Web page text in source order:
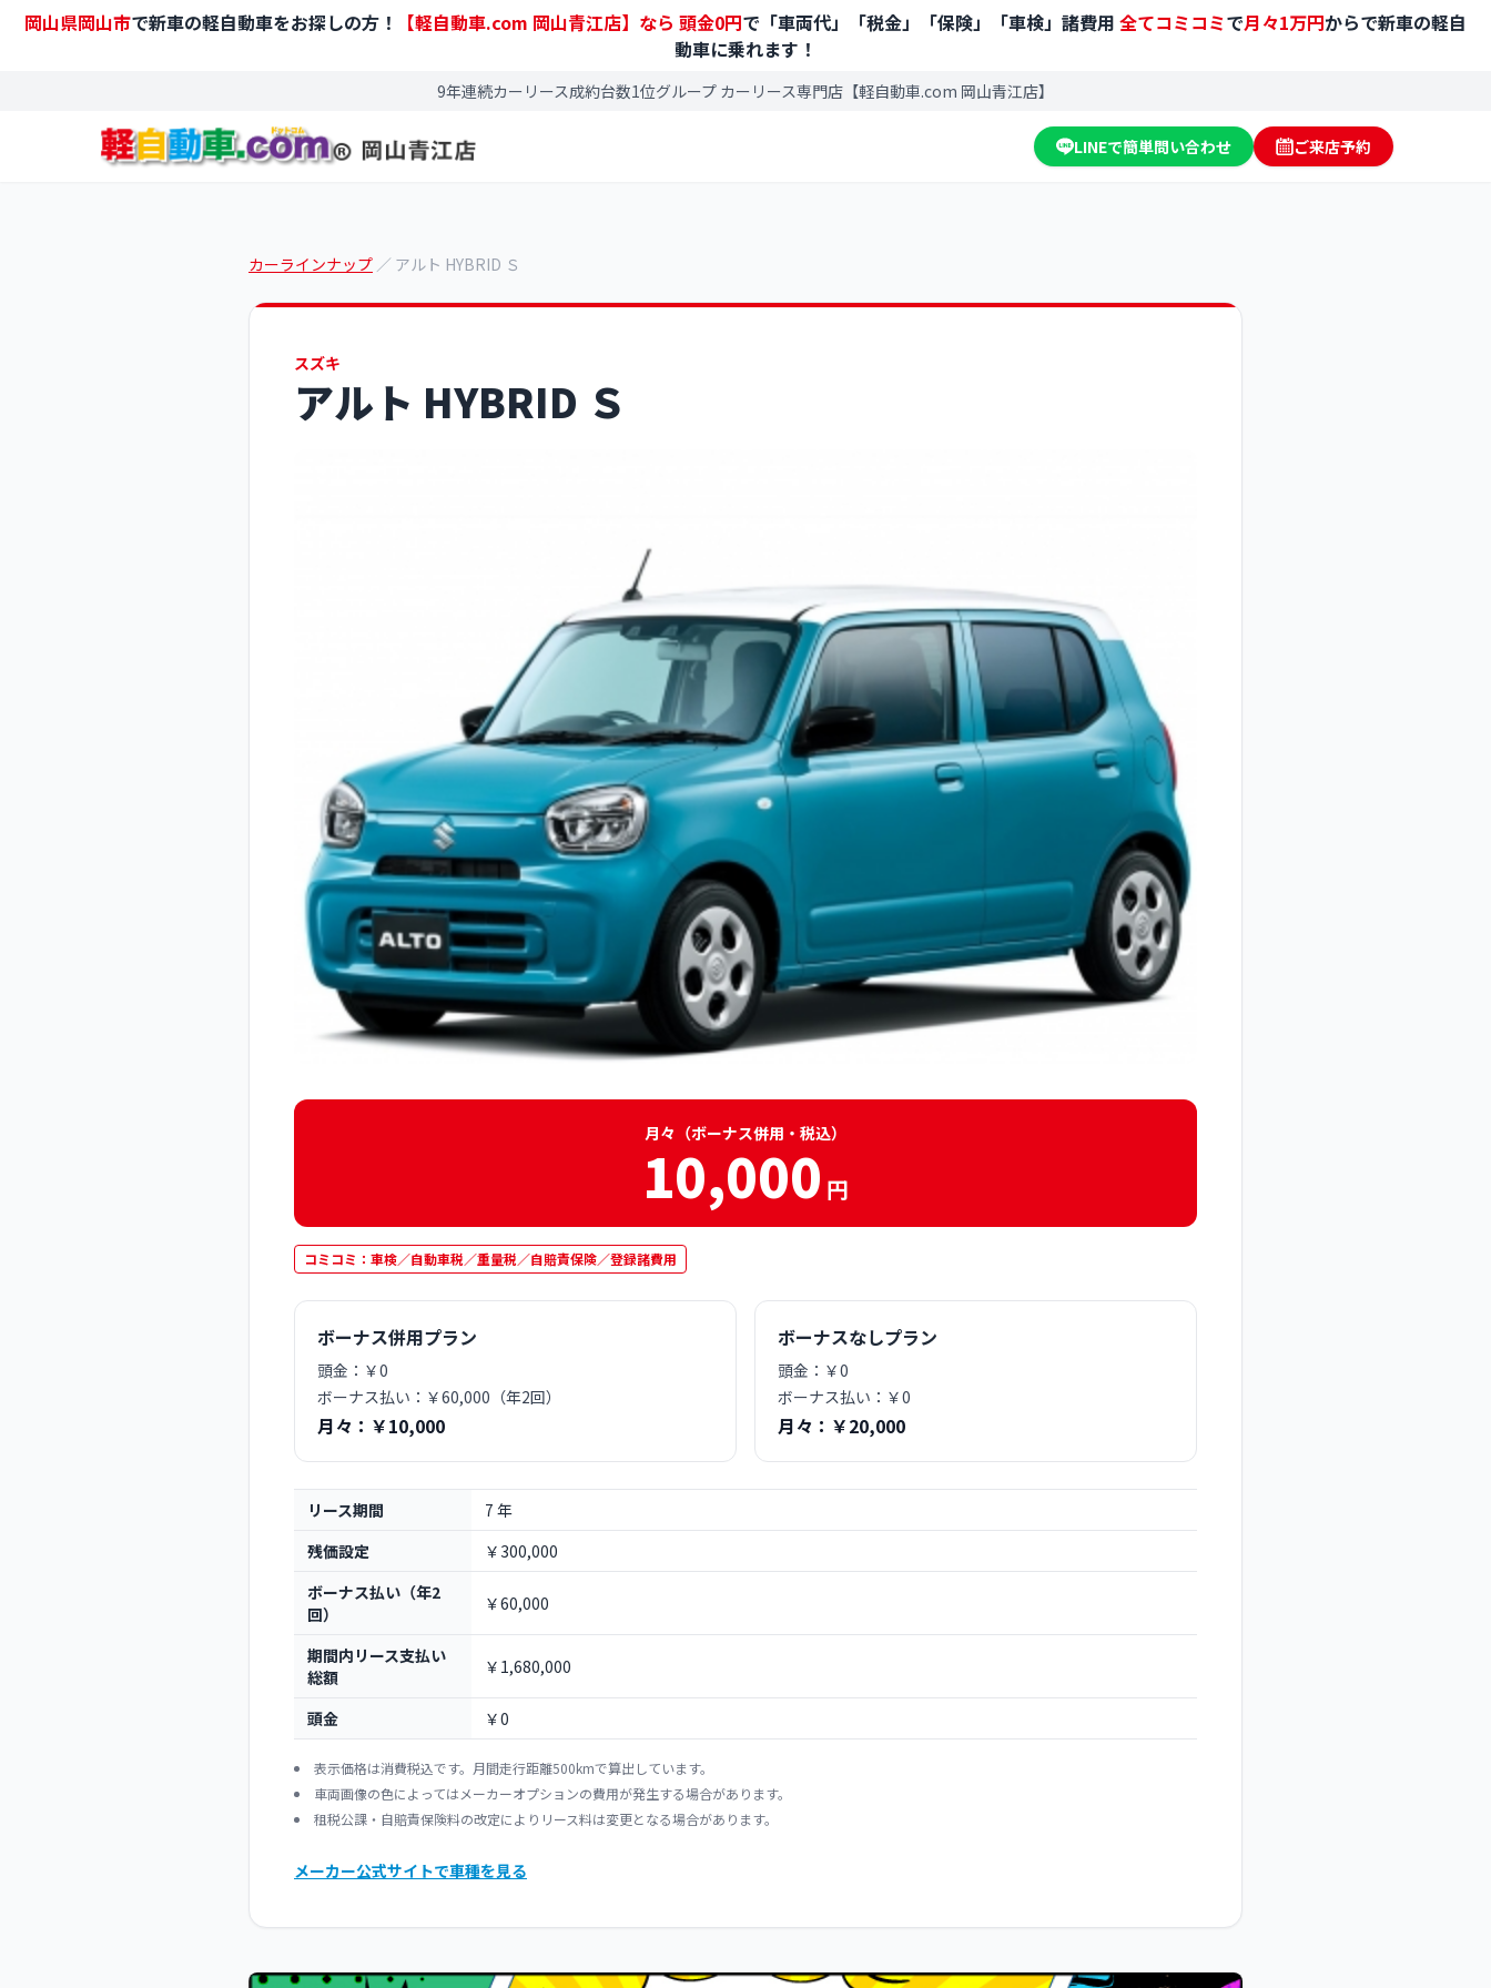
岡山県岡山市で新車の軽自動車をお探しの方！ 【軽自動車.com 岡山青江店】なら 頭金0円で「車両代」「税金」「保険」「車検」諸費用 全てコミコミで月々1万円からで新車の軽自
動車に乗れます！
9年連続カーリース成約台数1位グループ カーリース専門店【軽自動車.com 岡山青江店】
LINEで簡単問い合わせ ご来店予約
カーラインナップ ／ アルト HYBRID Ｓ
スズキ
アルト HYBRID Ｓ
月々（ボーナス併用・税込）
10,000 円
コミコミ：車検／自動車税／重量税／自賠責保険／登録諸費用
ボーナス併用プラン
頭金：￥0
ボーナス払い：￥60,000（年2回）
月々：￥10,000
ボーナスなしプラン
頭金：￥0
ボーナス払い：￥0
月々：￥20,000
リース期間
7 年
残価設定
￥300,000
ボーナス払い（年2
回）
￥60,000
期間内リース支払い
総額
￥1,680,000
頭金 ￥0
表示価格は消費税込です。月間走行距離500kmで算出しています。
車両画像の色によってはメーカーオプションの費用が発生する場合があります。
租税公課・自賠責保険料の改定によりリース料は変更となる場合があります。
メーカー公式サイトで車種を見る